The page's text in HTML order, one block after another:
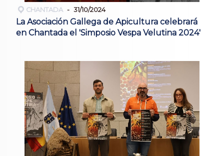
CHANTADA 31/10/2024
La Asociación Gallega de Apicultura celebrará
en Chantada el 'Simposio Vespa Velutina 2024'